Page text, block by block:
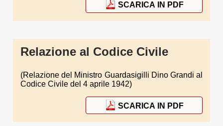
SCARICA IN PDF
Relazione al Codice Civile
(Relazione del Ministro Guardasigilli Dino Grandi al
Codice Civile del 4 aprile 1942)
SCARICA IN PDF